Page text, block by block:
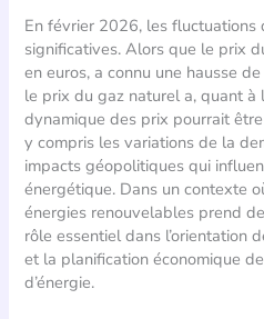
En février 2026, les fluctuations
significatives. Alors que le prix
en euros, a connu une hausse
le prix du gaz naturel a, quant à
dynamique des prix pourrait
y compris les variations de la
impacts géopolitiques qui
énergétique. Dans un contexte
énergies renouvelables prend
rôle essentiel dans l’orientation
et la planification économique
d’énergie.